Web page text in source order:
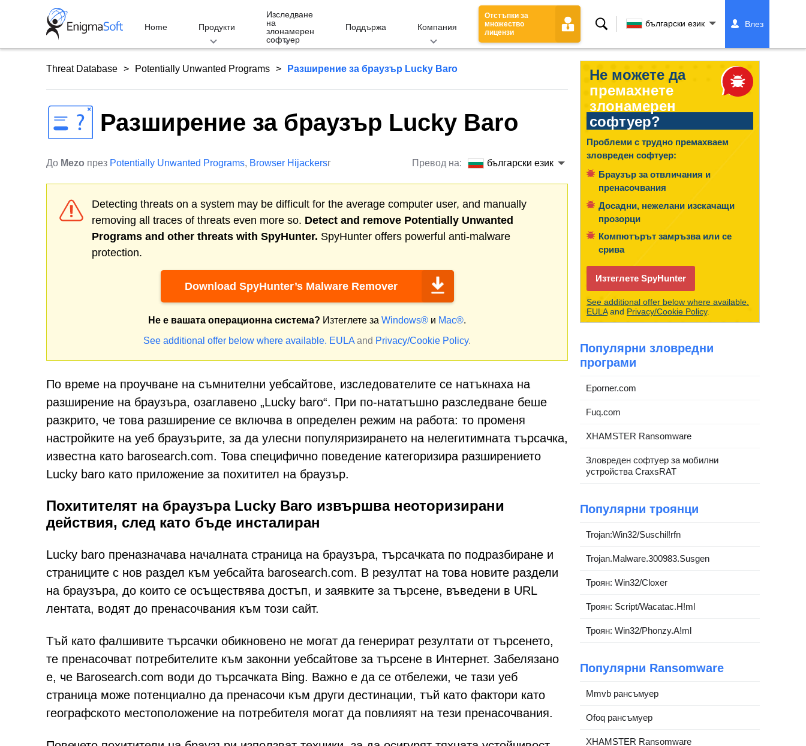
Home Продукти
Изследване
на
злонамерен
софтуер
Поддържа Компания
Отстъпки за
множество
лицензи
Търсене български език Влез
Threat Database Potentially Unwanted Programs Разширение за браузър Lucky Baro
Разширение за браузър Lucky Baro
До Mezo през Potentially Unwanted Programs, Browser Hijackersг Превод на: български език
Detecting threats on a system may be difficult for the average computer user, and manually
removing all traces of threats even more so. Detect and remove Potentially Unwanted
Programs and other threats with SpyHunter. SpyHunter offers powerful anti-malware
protection.
Download SpyHunter’s Malware Remover
Не е вашата операционна система? Изтеглете за Windows® и Mac®.
See additional offer below where available. EULA and Privacy/Cookie Policy.
По време на проучване на съмнителни уебсайтове, изследователите се натъкнаха на
разширение на браузъра, озаглавено „Lucky baro“. При по-нататъшно разследване беше
разкрито, че това разширение се включва в определен режим на работа: то променя
настройките на уеб браузърите, за да улесни популяризирането на нелегитимната търсачка,
известна като barosearch.com. Това специфично поведение категоризира разширението
Lucky baro като приложение за похитител на браузър.
Похитителят на браузъра Lucky Baro извършва неоторизирани
действия, след като бъде инсталиран
Lucky baro преназначава началната страница на браузъра, търсачката по подразбиране и
страниците с нов раздел към уебсайта barosearch.com. В резултат на това новите раздели
на браузъра, до които се осъществява достъп, и заявките за търсене, въведени в URL
лентата, водят до пренасочвания към този сайт.
Тъй като фалшивите търсачки обикновено не могат да генерират резултати от търсенето,
те пренасочват потребителите към законни уебсайтове за търсене в Интернет. Забелязано
е, че Barosearch.com води до търсачката Bing. Важно е да се отбележи, че тази уеб
страница може потенциално да пренасочи към други дестинации, тъй като фактори като
географското местоположение на потребителя могат да повлияят на тези пренасочвания.
Не можете да
премахнете
злонамерен
софтуер?
Проблеми с трудно премахваем
зловреден софтуер:
Браузър за отвличания и
пренасочвания
Досадни, нежелани изскачащи
прозорци
Компютърът замръзва или се
срива
Изтеглете SpyHunter
See additional offer below where available.
EULAand Privacy/Cookie Policy.
Популярни зловредни
програми
Eporner.com
Fuq.com
XHAMSTER Ransomware
Зловреден софтуер за мобилни
устройства CraxsRAT
Популярни троянци
Trojan:Win32/Suschil!rfn
Trojan.Malware.300983.Susgen
Троян: Win32/Cloxer
Троян: Script/Wacatac.H!ml
Троян: Win32/Phonzy.A!ml
Популярни Ransomware
Mmvb рансъмуер
Ofoq рансъмуер
XHAMSTER Ransomware